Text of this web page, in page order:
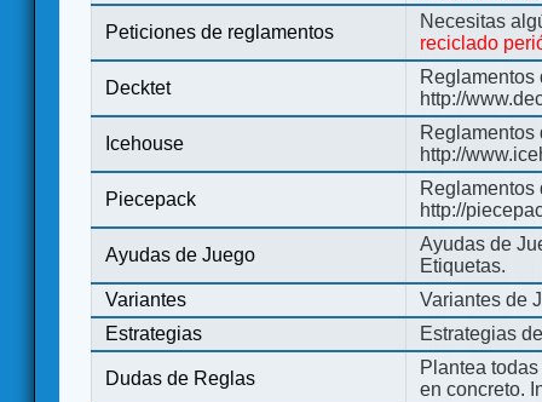
Peticiones de reglamentos
Necesitas
reciclado
Decktet
Reglamentos
http://
Icehouse
Reglamentos
http://
Piecepack
Reglamentos
http://
Ayudas de Juego
Ayudas de
Etiquetas.
Variantes
Variantes de
Estrategias
Estrategias
Dudas de Reglas
Plantea
en concreto.